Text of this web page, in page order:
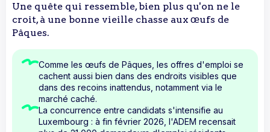
Une quête qui ressemble, bien plus qu'on ne le
croit, à une bonne vieille chasse aux œufs de
Pâques.
Comme les œufs de Pâques, les offres d'emploi se
cachent aussi bien dans des endroits visibles que
dans des recoins inattendus, notamment via le
marché caché.
La concurrence entre candidats s'intensifie au
Luxembourg : à fin février 2026, l'ADEM recensait